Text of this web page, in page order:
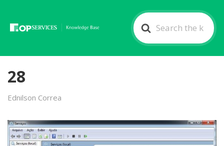
Search
For
28
Ednilson Correa